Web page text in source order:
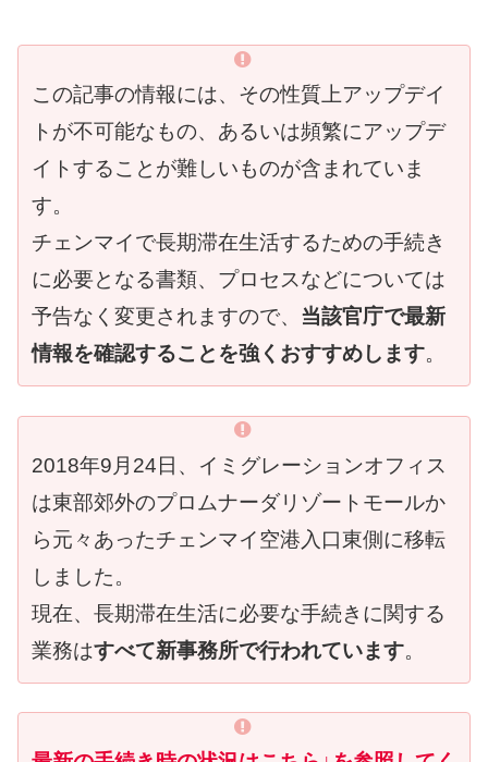
この記事の情報には、その性質上アップデイ
トが不可能なもの、あるいは頻繁にアップデ
イトすることが難しいものが含まれていま
す。
チェンマイで長期滞在生活するための手続き
に必要となる書類、プロセスなどについては
予告なく変更されますので、 当該官庁で最新
情報を確認することを強くおすすめします。
2018年9月24日、イミグレーションオフィス
は東部郊外のプロムナーダリゾートモールか
ら元々あったチェンマイ空港入口東側に移転
しました。
現在、長期滞在生活に必要な手続きに関する
業務はすべて新事務所で行われています。